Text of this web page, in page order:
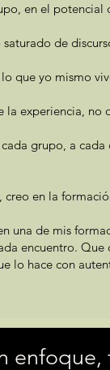
en el potencial
saturado de
que yo mismo
la experiencia, no
grupo, a
creo en la
una de mis
encuentro. Que
lo hace con
enfoque,